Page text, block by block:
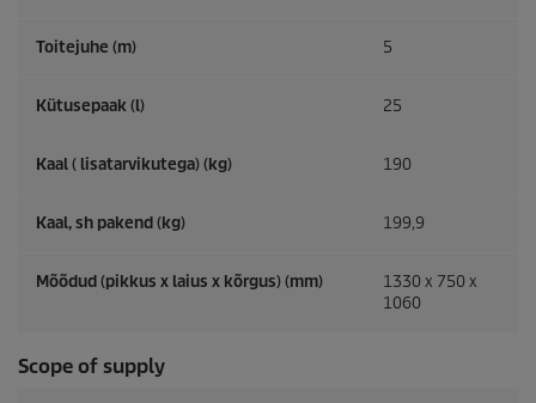
Toitejuhe (m) 5
Kütusepaak (l) 25
Kaal ( lisatarvikutega) (kg) 190
Kaal, sh pakend (kg) 199,9
Mõõdud (pikkus x laius x kõrgus) (mm)
1330 x 750 x
1060
Scope of supply